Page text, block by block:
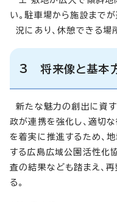
い。駐車場から施設まで
況にあり、休憩できる場
3 将来像と基本
新たな魅力の創出に資す
政が連携を強化し、適切
を着実に推進するため、
する広島広域公園活性化
査の結果なども踏まえ、
る。